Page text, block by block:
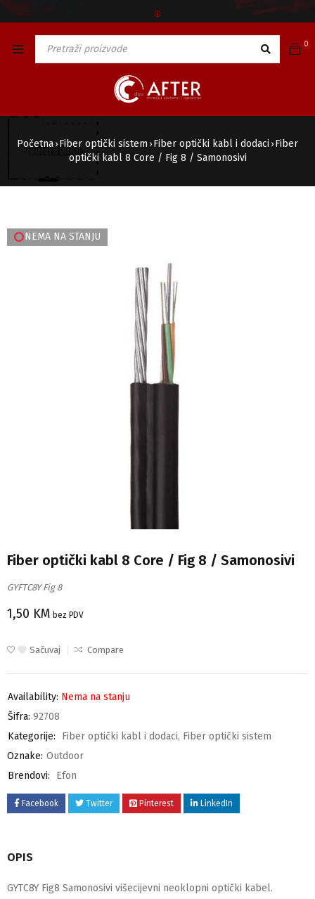
🅯
0
Početna › Fiber optički sistem › Fiber optički kabl i dodaci › Fiber
optički kabl 8 Core / Fig 8 / Samonosivi
NEMA NA STANJU
Fiber optički kabl 8 Core / Fig 8 / Samonosivi
GYFTC8Y Fig 8
1,50 KM bez PDV
Sačuvaj Compare
Availability: Nema na stanju
Šifra: 92708
Kategorije:
Fiber optički kabl i dodaci, Fiber optički sistem
Oznake: Outdoor
Brendovi:
Efon
Facebook Twitter Pinterest LinkedIn
OPIS
GYTC8Y Fig8 Samonosivi višecijevni neoklopni optički kabel.